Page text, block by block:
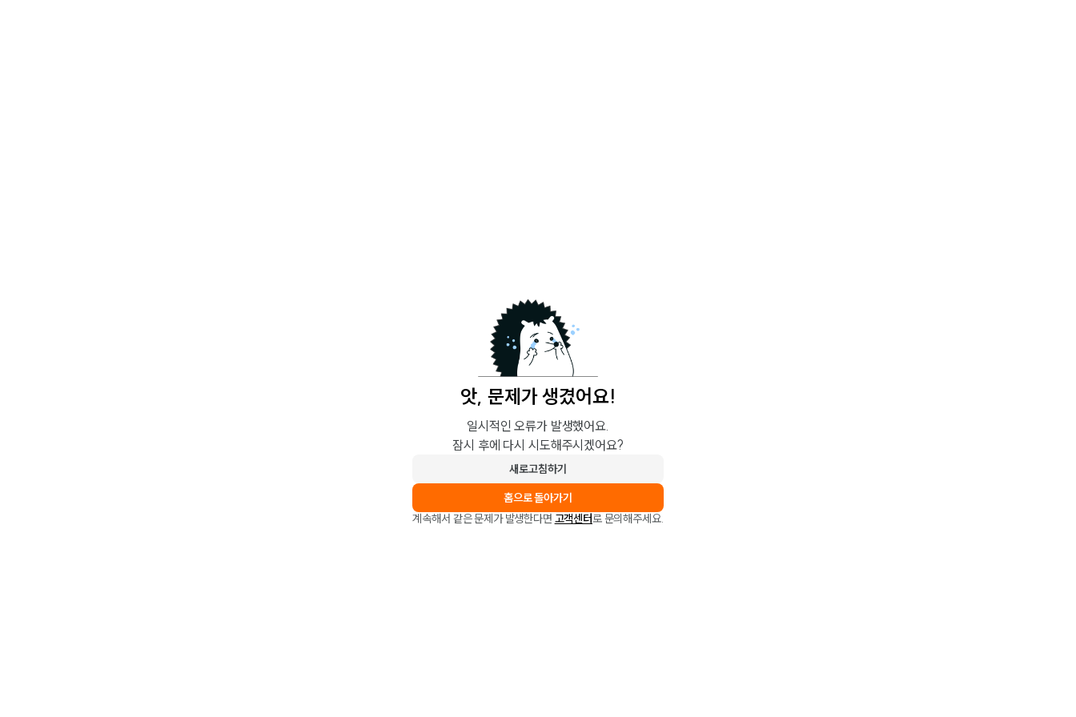
앗, 문제가 생겼어요!
일시적인 오류가 발생했어요.
잠시 후에 다시 시도해주시겠어요?
새로고침하기
홈으로 돌아가기
계속해서 같은 문제가 발생한다면 고객센터로 문의해주세요.